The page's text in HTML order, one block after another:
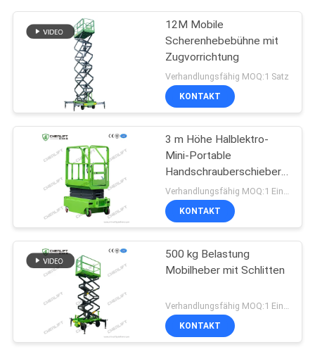
12M Mobile
Scherenhebebühne mit
Zugvorrichtung
Verhandlungsfähig MOQ:1 Satz
KONTAKT
3 m Höhe Halblektro-
Mini-Portable
Handschrauberschieber
für Lager
KONTAKT
500 kg Belastung
Mobilheber mit Schlitten
KONTAKT